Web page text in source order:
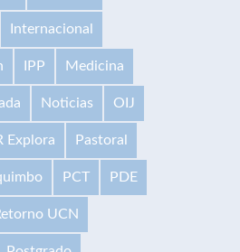
Internacional
IPP Medicina
Noticias OIJ
Explora Pastoral
PCT PDE
UCN